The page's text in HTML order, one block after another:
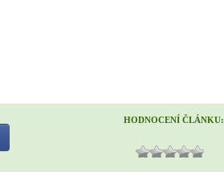
HODNOCENÍ ČLÁNKU: